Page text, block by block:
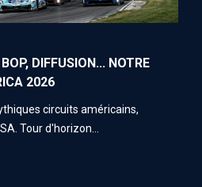
DIFFUSION... NOTRE
2026
circuits américains,
Tour d'horizon...